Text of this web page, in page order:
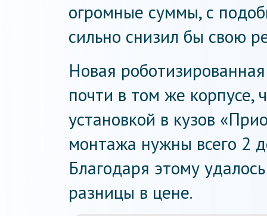
огромные суммы, с
сильно снизил бы свою
Новая
почти в том же
установкой в кузов
монтажа нужны всего 2
Благодаря этому
разницы в цене.